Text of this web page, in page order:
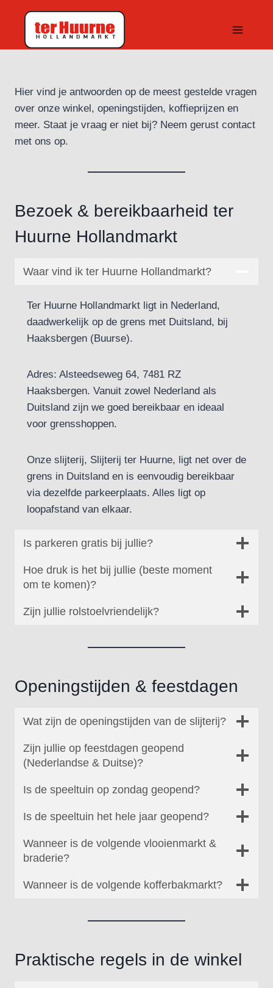
inhoud
Hier vind je antwoorden op de meest gestelde vragen
over onze winkel, openingstijden, koffieprijzen en
meer. Staat je vraag er niet bij? Neem gerust contact
met ons op.
Bezoek & bereikbaarheid ter
Huurne Hollandmarkt
Waar vind ik ter Huurne Hollandmarkt?
Ter Huurne Hollandmarkt ligt in Nederland,
daadwerkelijk op de grens met Duitsland, bij
Haaksbergen (Buurse).
Adres: Alsteedseweg 64, 7481 RZ
Haaksbergen. Vanuit zowel Nederland als
Duitsland zijn we goed bereikbaar en ideaal
voor grensshoppen.
Onze slijterij, Slijterij ter Huurne, ligt net over de
grens in Duitsland en is eenvoudig bereikbaar
via dezelfde parkeerplaats. Alles ligt op
loopafstand van elkaar.
Is parkeren gratis bij jullie?
Hoe druk is het bij jullie (beste moment
om te komen)?
Zijn jullie rolstoelvriendelijk?
Openingstijden & feestdagen
Wat zijn de openingstijden van de slijterij?
Zijn jullie op feestdagen geopend
(Nederlandse & Duitse)?
Is de speeltuin op zondag geopend?
Is de speeltuin het hele jaar geopend?
Wanneer is de volgende vlooienmarkt &
braderie?
Wanneer is de volgende kofferbakmarkt?
Praktische regels in de winkel